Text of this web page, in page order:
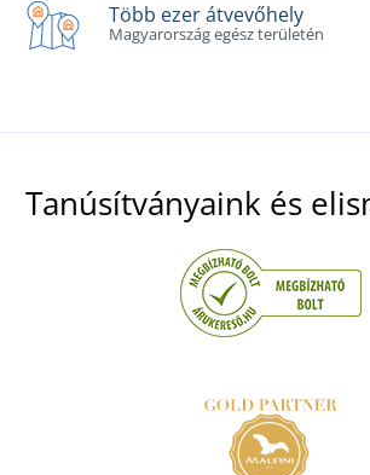
Több ezer átvevőhely
Magyarország egész területén
Tanúsítványaink és